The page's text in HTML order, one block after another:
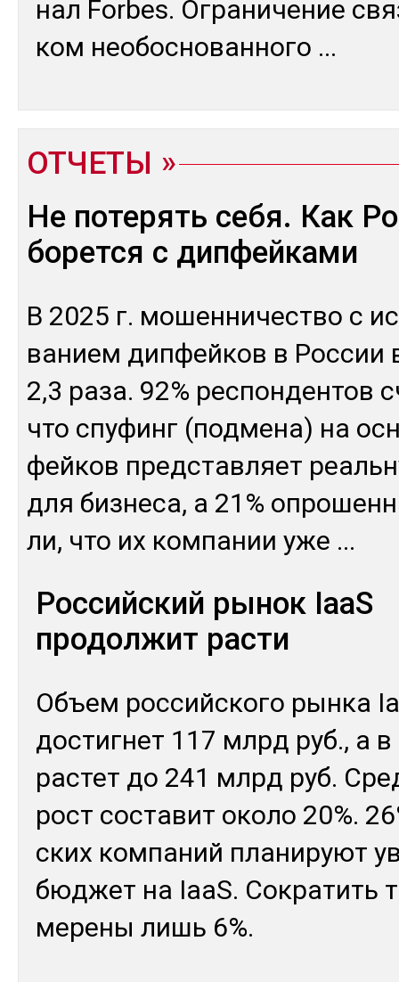
нал Forbes. Ог­ра­ниче­ние
ком нео­бос­но­ван­но­го ...
ОТЧЕТЫ
Не потерять себя. Как
борется с дипфейками
В 2025 г. мо­шен­ни­чес­тво с
ванием дип­фей­ков в Рос­сии
2,3 ра­за. 92% рес­пон­ден­тов
что спу­финг (под­ме­на) на
фей­ков пред­став­ляет
для биз­не­са, а 21%
ли, что их ком­па­нии уже ...
Российский рынок IaaS
продолжит расти
Объ­ем рос­сий­ско­го рын­ка
дос­тиг­нет 117 млрд руб., а
рас­тет до 241 млрд руб.
рост сос­та­вит око­ло 20%.
ских ком­па­ний пла­нируют
бюд­жет на IaaS. Сок­ра­тить
мере­ны лишь 6%.